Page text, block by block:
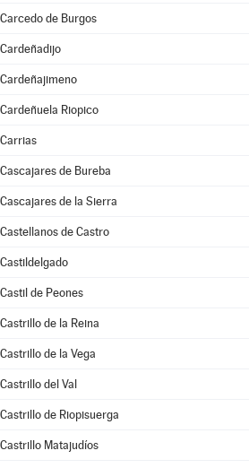
Carcedo de Burgos
Cardeñadijo
Cardeñajimeno
Cardeñuela Riopico
Carrias
Cascajares de Bureba
Cascajares de la Sierra
Castellanos de Castro
Castildelgado
Castil de Peones
Castrillo de la Reina
Castrillo de la Vega
Castrillo del Val
Castrillo de Riopisuerga
Castrillo Matajudíos